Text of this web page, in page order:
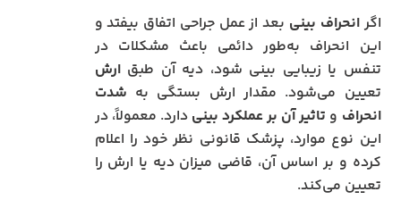
اگرانحراف بینی بعد از عمل جراحی اتفاق بیفتد و
این انحراف به‌طور دائمی باعث مشکلات در
تنفس یا زیبایی بینی شود، دیه آن طبقارش
تعیین می‌شود. مقدار ارش بستگی به شدت
انحراف و تاثیر آن بر عملکرد بینی دارد. معمولاً، در
این نوع موارد، پزشک قانونی نظر خود را اعلام
کرده و بر اساس آن، قاضی میزان دیه یا ارش را
تعیین می‌کند.